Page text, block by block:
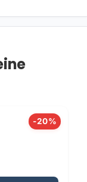
-20%